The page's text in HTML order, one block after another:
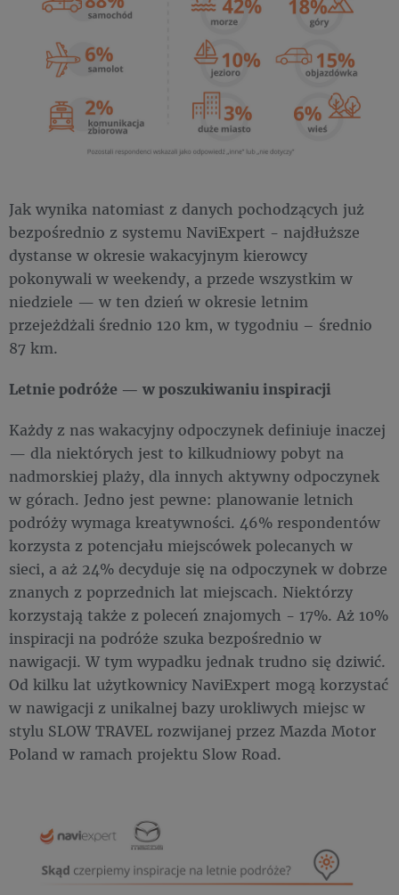
Jak wynika natomiast z danych pochodzących już
bezpośrednio z systemu NaviExpert - najdłuższe
dystanse w okresie wakacyjnym kierowcy
pokonywali w weekendy, a przede wszystkim w
niedziele — w ten dzień w okresie letnim
przejeżdżali średnio 120 km, w tygodniu – średnio
87 km.
​Letnie podróże — w poszukiwaniu inspiracji
Każdy z nas wakacyjny odpoczynek definiuje inaczej
— dla niektórych jest to kilkudniowy pobyt na
nadmorskiej plaży, dla innych aktywny odpoczynek
w górach. Jedno jest pewne: planowanie letnich
podróży wymaga kreatywności. 46% respondentów
korzysta z potencjału miejscówek polecanych w
sieci, a aż 24% decyduje się na odpoczynek w dobrze
znanych z poprzednich lat miejscach. Niektórzy
korzystają także z poleceń znajomych - 17%. Aż 10%
inspiracji na podróże szuka bezpośrednio w
nawigacji. W tym wypadku jednak trudno się dziwić.
Od kilku lat użytkownicy NaviExpert mogą korzystać
w nawigacji z unikalnej bazy urokliwych miejsc w
stylu SLOW TRAVEL rozwijanej przez Mazda Motor
Poland w ramach projektu Slow Road.